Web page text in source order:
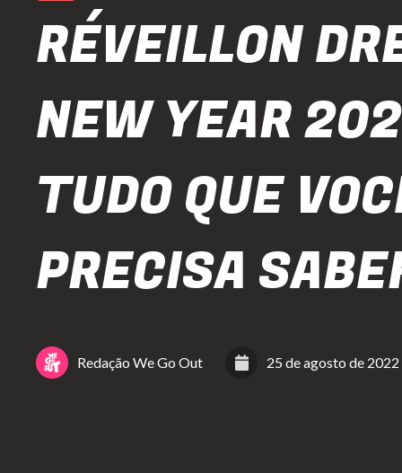
RÉVEILLON
NEW YEAR
TUDO QUE
PRECISA
Redação We Go Out 25 de agosto de 2022